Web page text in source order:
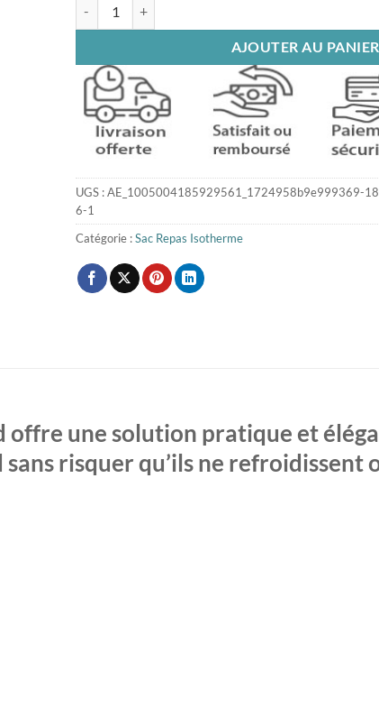
AJOUTER AU PANIER
UGS :AE_1005004185929561_1724958b9e999369-
6-1
Catégorie :Sac Repas Isotherme
offre une solution pratique et
risquer qu’ils ne refroidissent